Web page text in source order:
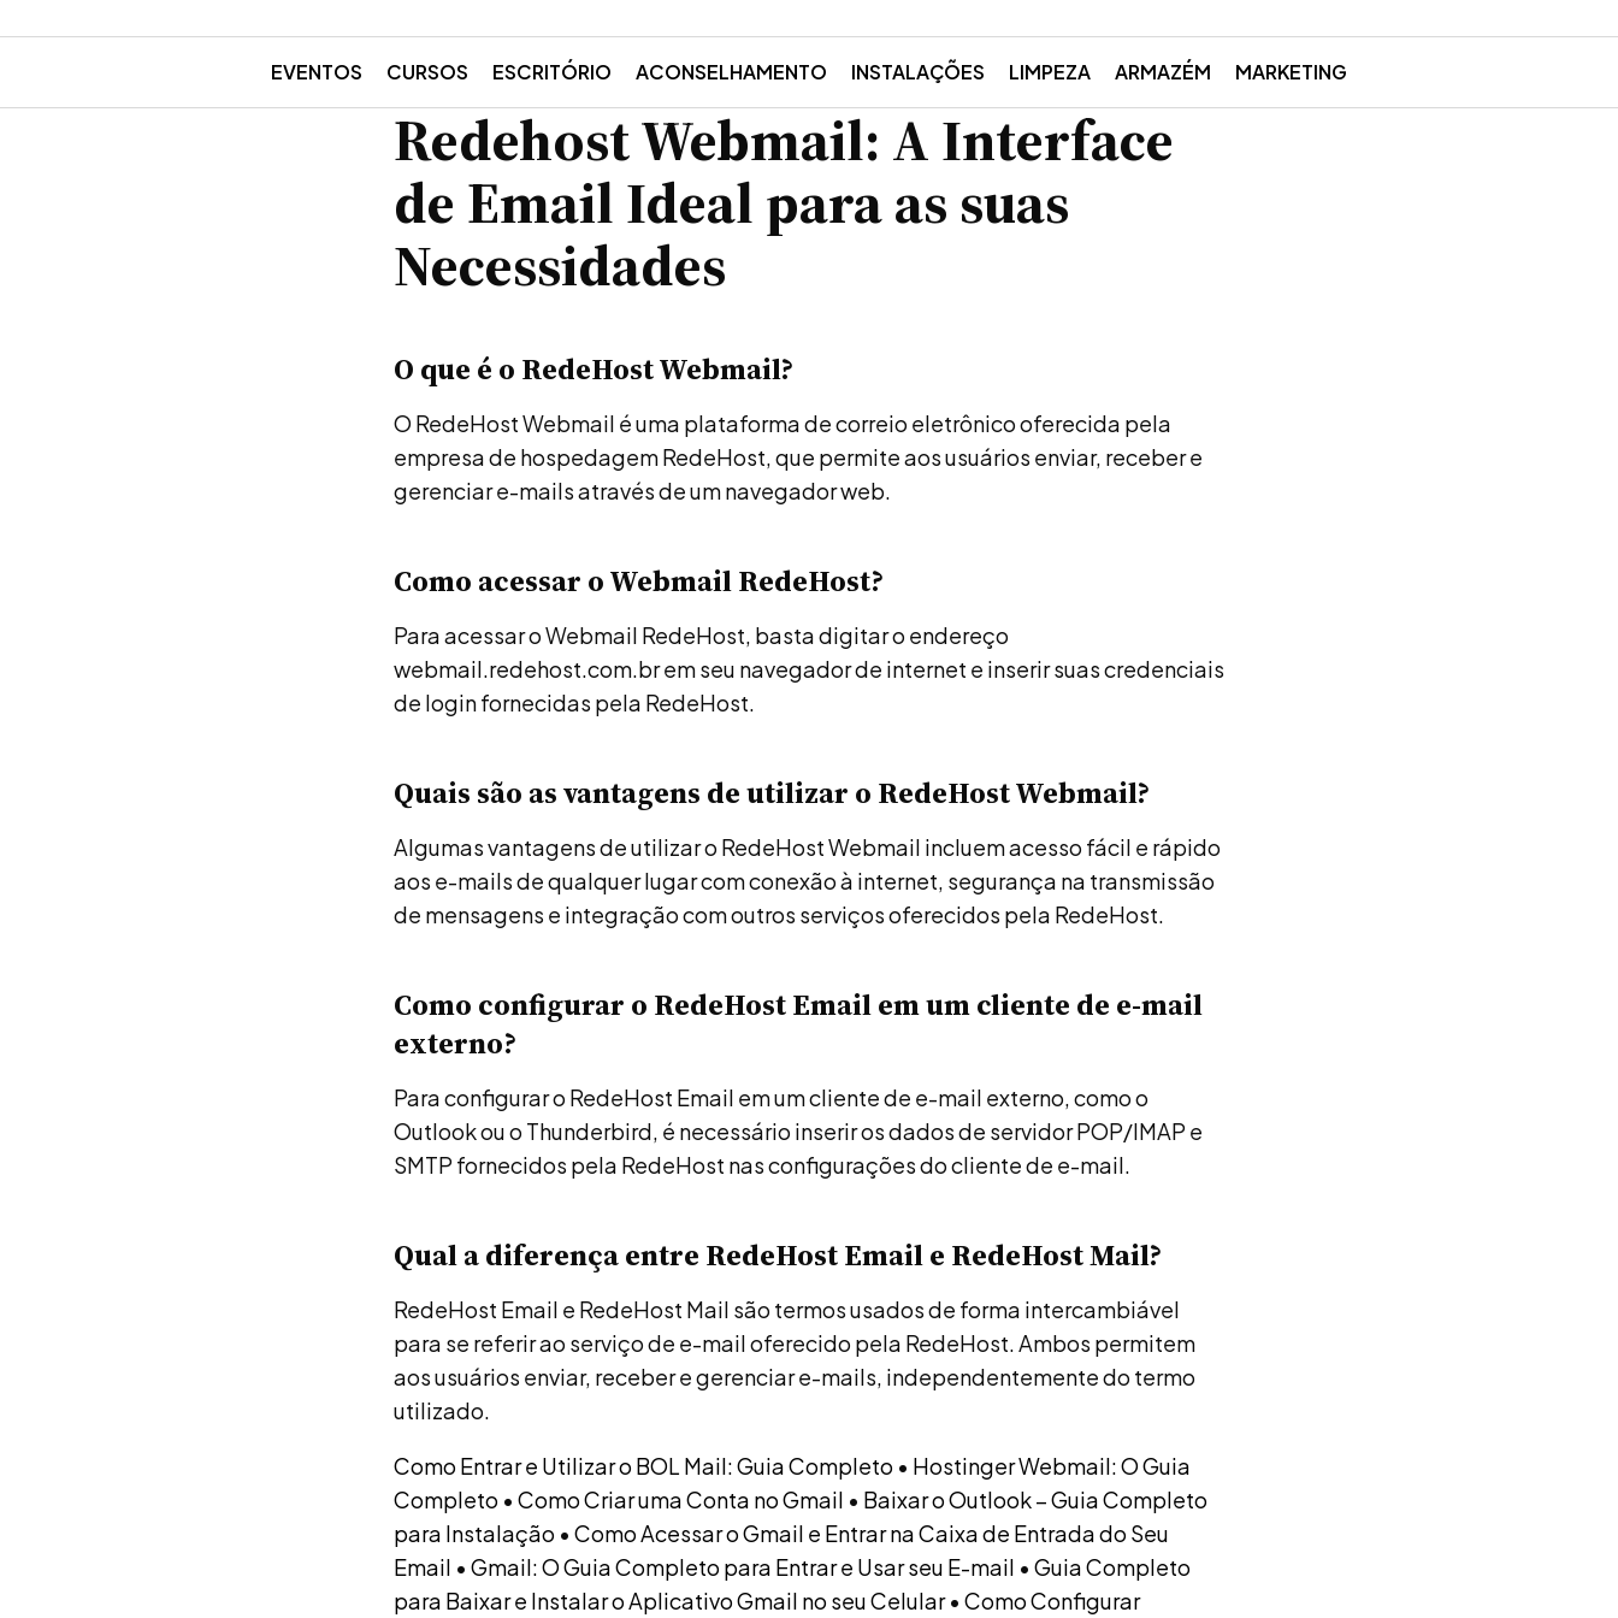
EVENTOS CURSOS ESCRITÓRIO ACONSELHAMENTO INSTALAÇÕES LIMPEZA ARMAZÉM MARKETING
Redehost Webmail: A Interface
de Email Ideal para as suas
Necessidades
O que é o RedeHost Webmail?
O RedeHost Webmail é uma plataforma de correio eletrônico oferecida pela
empresa de hospedagem RedeHost, que permite aos usuários enviar, receber e
gerenciar e-mails através de um navegador web.
Como acessar o Webmail RedeHost?
Para acessar o Webmail RedeHost, basta digitar o endereço
webmail.redehost.com.br em seu navegador de internet e inserir suas credenciais
de login fornecidas pela RedeHost.
Quais são as vantagens de utilizar o RedeHost Webmail?
Algumas vantagens de utilizar o RedeHost Webmail incluem acesso fácil e rápido
aos e-mails de qualquer lugar com conexão à internet, segurança na transmissão
de mensagens e integração com outros serviços oferecidos pela RedeHost.
Como configurar o RedeHost Email em um cliente de e-mail
externo?
Para configurar o RedeHost Email em um cliente de e-mail externo, como o
Outlook ou o Thunderbird, é necessário inserir os dados de servidor POP/IMAP e
SMTP fornecidos pela RedeHost nas configurações do cliente de e-mail.
Qual a diferença entre RedeHost Email e RedeHost Mail?
RedeHost Email e RedeHost Mail são termos usados de forma intercambiável
para se referir ao serviço de e-mail oferecido pela RedeHost. Ambos permitem
aos usuários enviar, receber e gerenciar e-mails, independentemente do termo
utilizado.
Como Entrar e Utilizar o BOL Mail: Guia Completo • Hostinger Webmail: O Guia
Completo • Como Criar uma Conta no Gmail • Baixar o Outlook – Guia Completo
para Instalação • Como Acessar o Gmail e Entrar na Caixa de Entrada do Seu
Email • Gmail: O Guia Completo para Entrar e Usar seu E-mail • Guia Completo
para Baixar e Instalar o Aplicativo Gmail no seu Celular• Como Configurar